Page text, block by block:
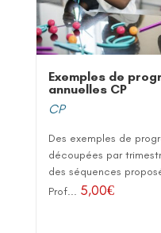
Exemples de
annuelles CP
CP
Des exemples de
découpées par
des séquences
Prof... 5,00€